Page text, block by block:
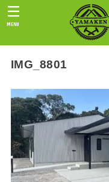
MENU
IMG_8801